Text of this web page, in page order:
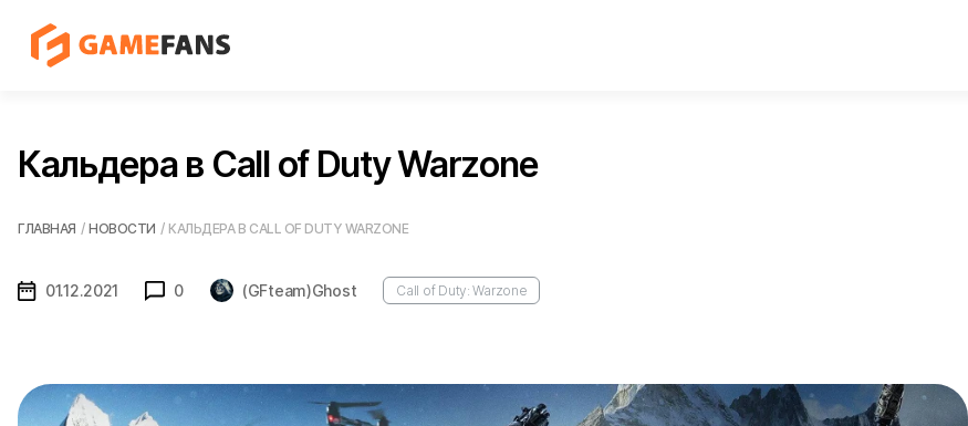
Кальдера в Call of Duty Warzone
ГЛАВНАЯ / НОВОСТИ / КАЛЬДЕРА В CALL OF DUTY WARZONE
01.12.2021 0 (GFteam)Ghost Call of Duty: Warzone